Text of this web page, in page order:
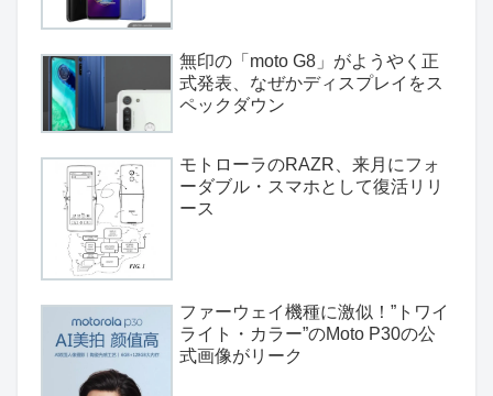
無印の「moto G8」がようやく正
式発表、なぜかディスプレイをス
ペックダウン
モトローラのRAZR、来月にフォ
ーダブル・スマホとして復活リリ
ース
ファーウェイ機種に激似！”トワイ
ライト・カラー”のMoto P30の公
式画像がリーク